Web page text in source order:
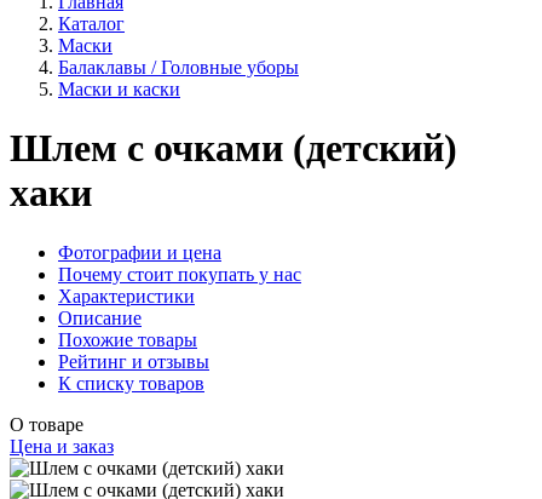
Каталог
Маски
Балаклавы / Головные уборы
Маски и каски
Шлем с очками (детский)
хаки
Фотографии и цена
Почему стоит покупать у нас
Характеристики
Описание
Похожие товары
Рейтинг и отзывы
К списку товаров
О товаре
Цена и заказ